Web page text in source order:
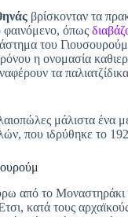
βρίσκονταν τα
όπως
του
η ονομασία
τα
μάλιστα ένα
που ιδρύθηκε το
από το Μοναστηράκι
κατά τους